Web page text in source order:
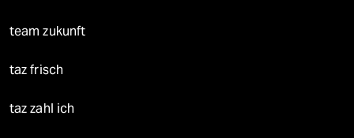
team zukunft
taz frisch
taz zahl ich